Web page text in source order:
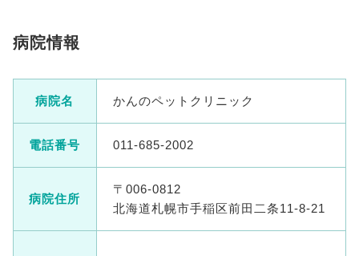
病院情報
病院名 かんのペットクリニック
電話番号 011-685-2002
病院住所
〒006-0812
北海道札幌市手稲区前田二条11-8-21